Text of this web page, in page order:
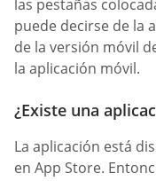
las pestañas
puede decirse de la
de la versión móvil
la aplicación móvil.
¿Existe una
La aplicación está
en App Store.